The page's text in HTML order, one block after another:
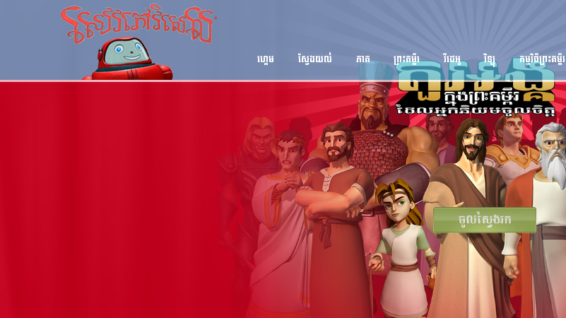
ហ្គេម ស្វែងយល់ ភាគ ព្រះគម្ពីរ វីដេអូ វិទ្យុ កម្មវិធីព្រះគម្ពីរ